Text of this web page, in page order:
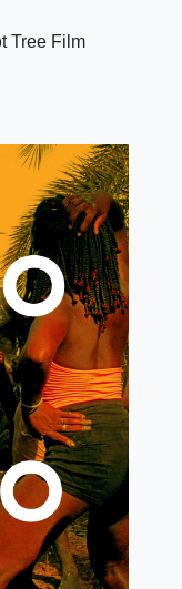
Tree Film